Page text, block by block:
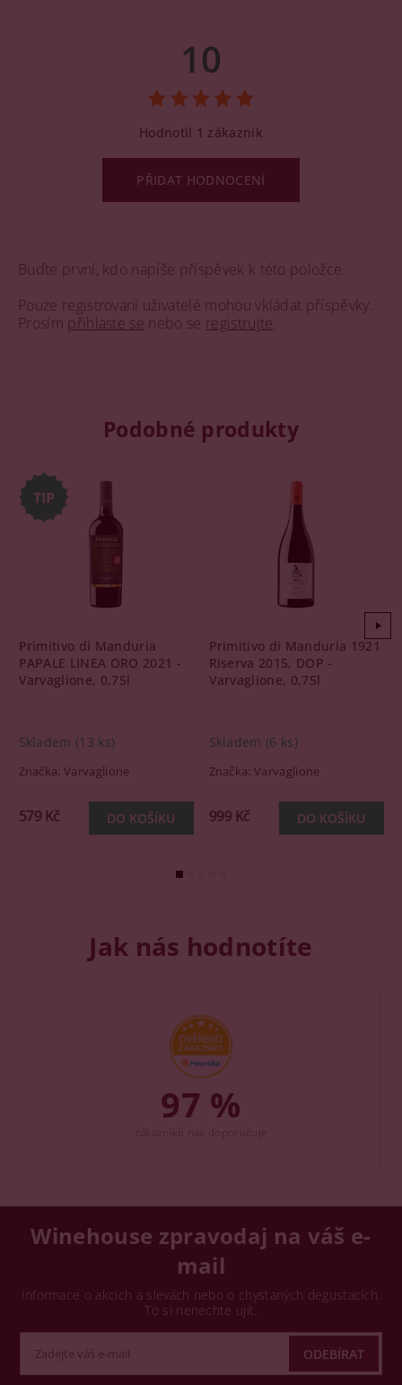
Buďte první, kdo napíše příspěvek k této položce.
Pouze registrovaní uživatelé mohou vkládat příspěvky.
Prosím přihlaste se nebo se registrujte
10
Hodnotil 1 zákazník
PŘIDAT HODNOCENÍ
Podobné produkty
Primitivo di Manduria
PAPALE LINEA ORO 2021 -
Varvaglione, 0,75l
Skladem (13 ks)
Značka:Varvaglione
579 Kč
Primitivo di Manduria 1921
Riserva 2015, DOP -
Varvaglione, 0,75l
Skladem (6 ks)
Značka:Varvaglione
999 Kč
Jak nás hodnotíte
97 %
Winehouse zpravodaj na váš e-
mail
Informace o akcích a slevách nebo o chystaných degustacích.
To si nenechte ujít.